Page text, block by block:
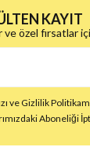
KAYIT
ve özel fırsatlar
ve Gizlilik
Aboneliği